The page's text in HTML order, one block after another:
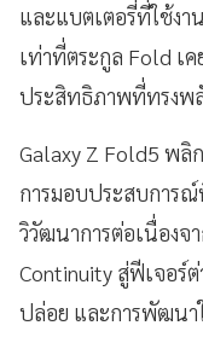
และแบตเตอรี่ที่ใช้งา
เท่าที่ตระกูล Fold เ
ประสิทธิภาพที่ทรงพ
Galaxy Z Fold5 พลิ
การมอบประสบการ
วิวัฒนาการต่อเนื่องจ
Continuity สู่ฟีเจอร์ต่
ปล่อย และการพัฒน